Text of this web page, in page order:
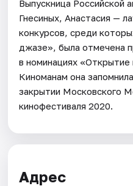
Выпускница Российской
Гнесиных, Анастасия —
конкурсов, среди
джазе», была отмечена
в номинациях «Открытие
Киноманам она
закрытии Московского
кинофестиваля 2020.
Адрес